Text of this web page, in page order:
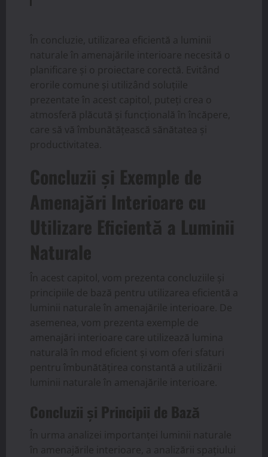
În concluzie, utilizarea eficientă a luminii
naturale în amenajările interioare necesită o
planificare și o proiectare corectă. Evitând
erorile comune și utilizând soluțiile
prezentate în acest capitol, puteți crea o
atmosferă plăcută și funcțională în încăpere,
care să vă îmbunătățească sănătatea și
productivitatea.
Concluzii și Exemple de
Amenajări Interioare cu
Utilizare Eficientă a Luminii
Naturale
În acest capitol, vom prezenta concluziile și
principiile de bază pentru utilizarea eficientă a
luminii naturale în amenajările interioare. De
asemenea, vom prezenta exemple de
amenajări interioare care utilizează lumina
naturală în mod eficient și vom oferi sfaturi
pentru îmbunătățirea constantă a utilizării
luminii naturale în amenajările interioare.
Concluzii și Principii de Bază
În urma analizei importanței luminii naturale
în amenajările interioare, a analizării spațiului